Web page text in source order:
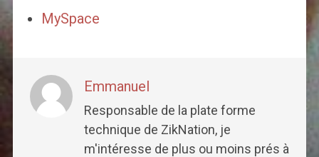
MySpace
Emmanuel
Responsable de la plate forme
technique de ZikNation, je
m'intéresse de plus ou moins prés à